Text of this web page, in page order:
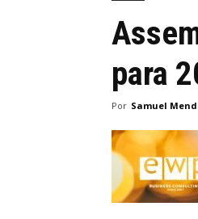
para
Por Samuel